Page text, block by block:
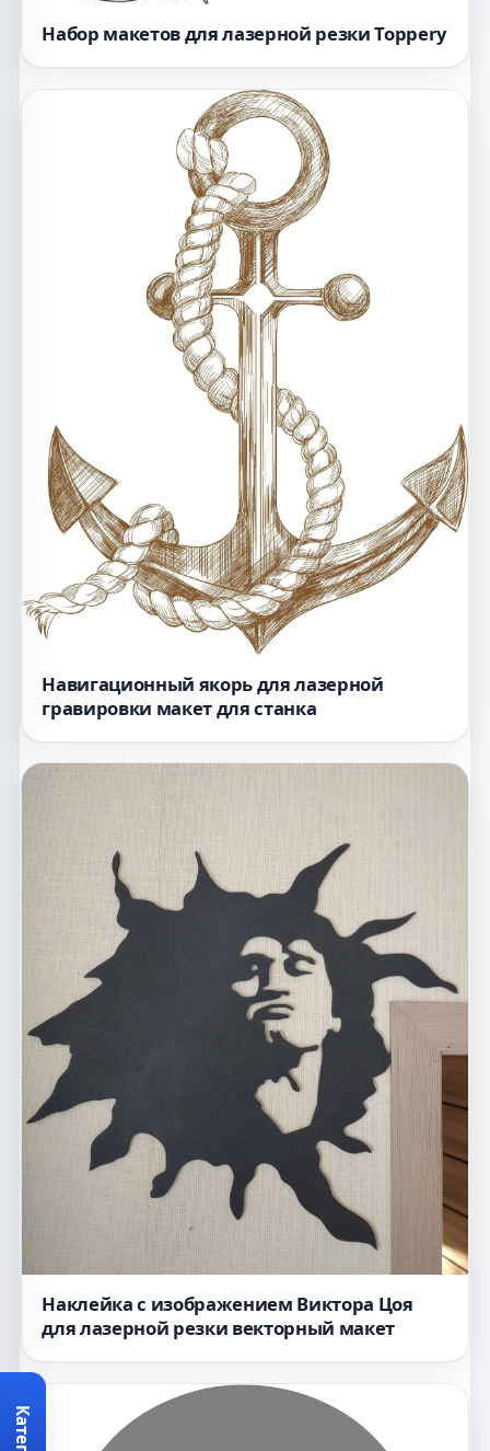
Набор макетов для лазерной резки Toppery
Навигационный якорь для лазерной
гравировки макет для станка
Наклейка с изображением Виктора Цоя
для лазерной резки векторный макет